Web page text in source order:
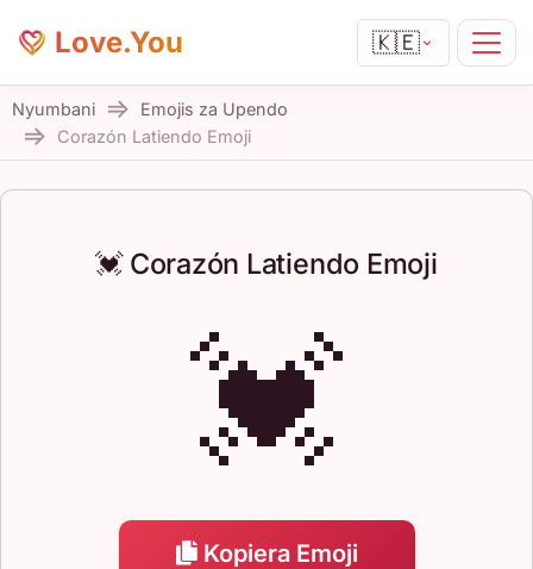
Love.You 🇰🇪
Nyumbani
Emojis za Upendo
Corazón Latiendo Emoji
💓 Corazón Latiendo Emoji
💓
Kopiera Emoji